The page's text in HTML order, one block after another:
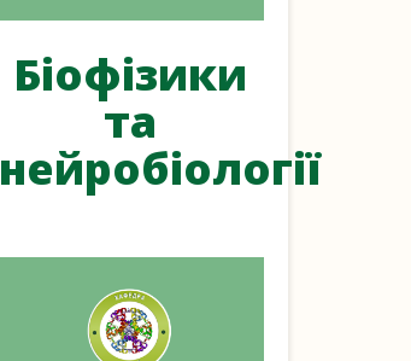
Біофізики
та
нейробіології